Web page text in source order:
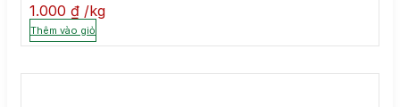
1.000 ₫ kg
Thêm vào giỏ